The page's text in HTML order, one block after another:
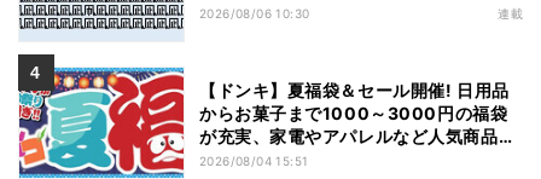
2026/08/06 10:30 連載
【ドンキ】夏福袋＆セール開催! 日用品
からお菓子まで1000～3000円の福袋
が充実、家電やアパレルなど人気商品も
特価
2026/08/04 15:51